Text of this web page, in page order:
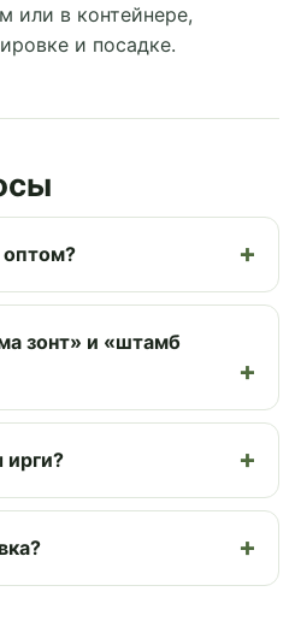
или в контейнере,
и посадке.
оптом?
зонт» и «штамб